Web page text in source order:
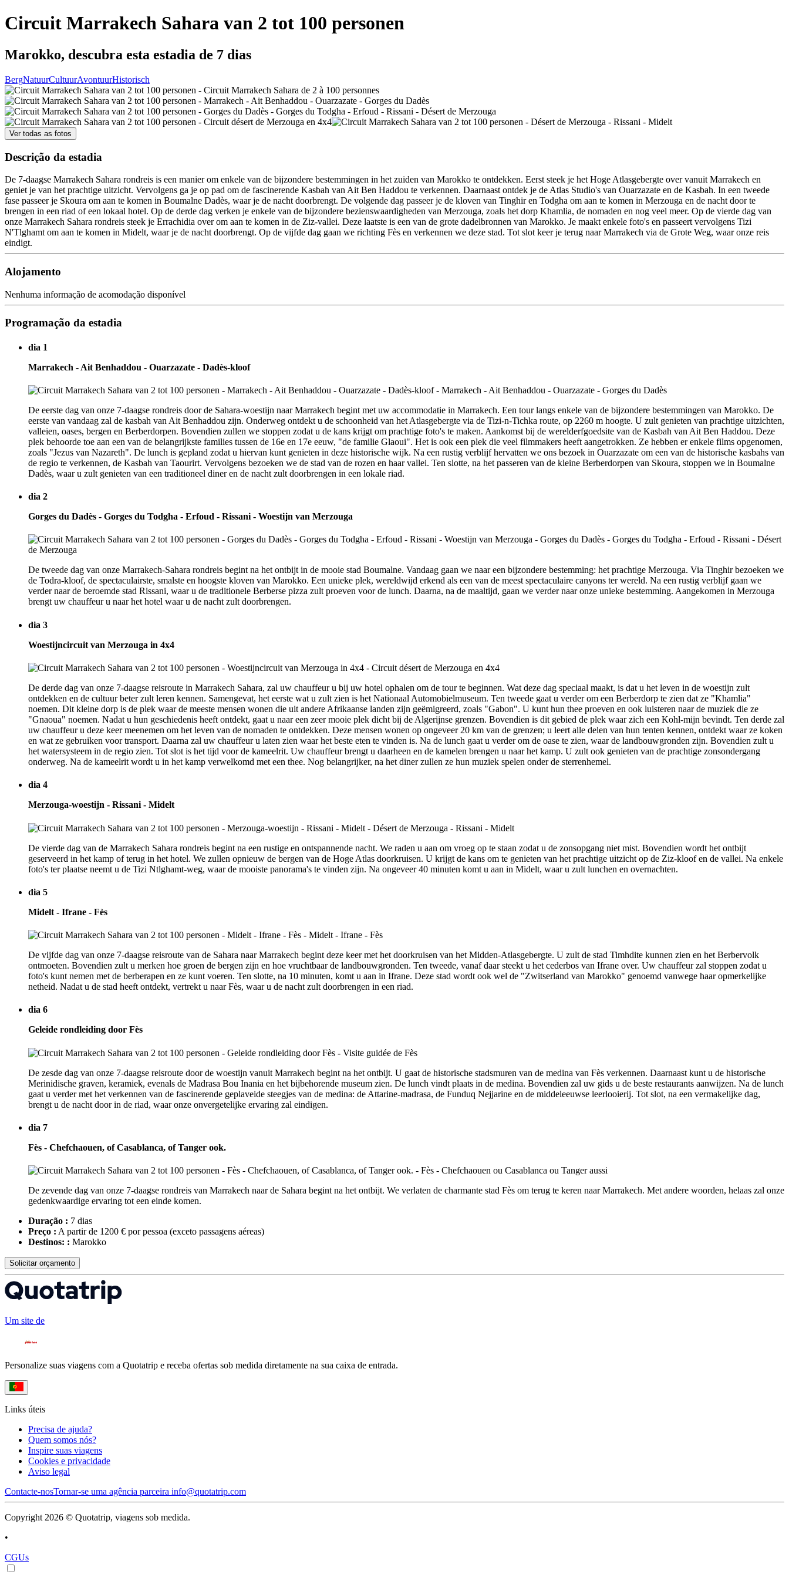
Circuit Marrakech Sahara van 2 tot 100 personen
Marokko, descubra esta estadia de 7 dias
BergNatuurCultuurAvontuurHistorisch
Ver todas as fotos
Descrição da estadia
De 7-daagse Marrakech Sahara rondreis is een manier om enkele van de bijzondere bestemmingen in het zuiden van Marokko te ontdekken. Eerst steek je het Hoge Atlasgebergte over vanuit Marrakech en
geniet je van het prachtige uitzicht. Vervolgens ga je op pad om de fascinerende Kasbah van Ait Ben Haddou te verkennen. Daarnaast ontdek je de Atlas Studio's van Ouarzazate en de Kasbah. In een tweede
fase passeer je Skoura om aan te komen in Boumalne Dadès, waar je de nacht doorbrengt. De volgende dag passeer je de kloven van Tinghir en Todgha om aan te komen in Merzouga en de nacht door te
brengen in een riad of een lokaal hotel. Op de derde dag verken je enkele van de bijzondere bezienswaardigheden van Merzouga, zoals het dorp Khamlia, de nomaden en nog veel meer. Op de vierde dag van
onze Marrakech Sahara rondreis steek je Errachidia over om aan te komen in de Ziz-vallei. Deze laatste is een van de grote dadelbronnen van Marokko. Je maakt enkele foto's en passeert vervolgens Tizi
N'Tlghamt om aan te komen in Midelt, waar je de nacht doorbrengt. Op de vijfde dag gaan we richting Fès en verkennen we deze stad. Tot slot keer je terug naar Marrakech via de Grote Weg, waar onze reis
eindigt.
Alojamento
Nenhuma informação de acomodação disponível
Programação da estadia
dia 1
Marrakech - Ait Benhaddou - Ouarzazate - Dadès-kloof
De eerste dag van onze 7-daagse rondreis door de Sahara-woestijn naar Marrakech begint met uw accommodatie in Marrakech. Een tour langs enkele van de bijzondere bestemmingen van Marokko. De
eerste van vandaag zal de kasbah van Ait Benhaddou zijn. Onderweg ontdekt u de schoonheid van het Atlasgebergte via de Tizi-n-Tichka route, op 2260 m hoogte. U zult genieten van prachtige uitzichten,
valleien, oases, bergen en Berberdorpen. Bovendien zullen we stoppen zodat u de kans krijgt om prachtige foto's te maken. Aankomst bij de werelderfgoedsite van de Kasbah van Ait Ben Haddou. Deze
plek behoorde toe aan een van de belangrijkste families tussen de 16e en 17e eeuw, "de familie Glaoui". Het is ook een plek die veel filmmakers heeft aangetrokken. Ze hebben er enkele films opgenomen,
zoals "Jezus van Nazareth". De lunch is gepland zodat u hiervan kunt genieten in deze historische wijk. Na een rustig verblijf hervatten we ons bezoek in Ouarzazate om een van de historische kasbahs van
de regio te verkennen, de Kasbah van Taourirt. Vervolgens bezoeken we de stad van de rozen en haar vallei. Ten slotte, na het passeren van de kleine Berberdorpen van Skoura, stoppen we in Boumalne
Dadès, waar u zult genieten van een traditioneel diner en de nacht zult doorbrengen in een lokale riad.
dia 2
Gorges du Dadès - Gorges du Todgha - Erfoud - Rissani - Woestijn van Merzouga
De tweede dag van onze Marrakech-Sahara rondreis begint na het ontbijt in de mooie stad Boumalne. Vandaag gaan we naar een bijzondere bestemming: het prachtige Merzouga. Via Tinghir bezoeken we
de Todra-kloof, de spectaculairste, smalste en hoogste kloven van Marokko. Een unieke plek, wereldwijd erkend als een van de meest spectaculaire canyons ter wereld. Na een rustig verblijf gaan we
verder naar de beroemde stad Rissani, waar u de traditionele Berberse pizza zult proeven voor de lunch. Daarna, na de maaltijd, gaan we verder naar onze unieke bestemming. Aangekomen in Merzouga
brengt uw chauffeur u naar het hotel waar u de nacht zult doorbrengen.
dia 3
Woestijncircuit van Merzouga in 4x4
De derde dag van onze 7-daagse reisroute in Marrakech Sahara, zal uw chauffeur u bij uw hotel ophalen om de tour te beginnen. Wat deze dag speciaal maakt, is dat u het leven in de woestijn zult
ontdekken en de cultuur beter zult leren kennen. Samengevat, het eerste wat u zult zien is het Nationaal Automobielmuseum. Ten tweede gaat u verder om een Berberdorp te zien dat ze "Khamlia"
noemen. Dit kleine dorp is de plek waar de meeste mensen wonen die uit andere Afrikaanse landen zijn geëmigreerd, zoals "Gabon". U kunt hun thee proeven en ook luisteren naar de muziek die ze
"Gnaoua" noemen. Nadat u hun geschiedenis heeft ontdekt, gaat u naar een zeer mooie plek dicht bij de Algerijnse grenzen. Bovendien is dit gebied de plek waar zich een Kohl-mijn bevindt. Ten derde zal
uw chauffeur u deze keer meenemen om het leven van de nomaden te ontdekken. Deze mensen wonen op ongeveer 20 km van de grenzen; u leert alle delen van hun tenten kennen, ontdekt waar ze koken
en wat ze gebruiken voor transport. Daarna zal uw chauffeur u laten zien waar het beste eten te vinden is. Na de lunch gaat u verder om de oase te zien, waar de landbouwgronden zijn. Bovendien zult u
het watersysteem in de regio zien. Tot slot is het tijd voor de kameelrit. Uw chauffeur brengt u daarheen en de kamelen brengen u naar het kamp. U zult ook genieten van de prachtige zonsondergang
onderweg. Na de kameelrit wordt u in het kamp verwelkomd met een thee. Nog belangrijker, na het diner zullen ze hun muziek spelen onder de sterrenhemel.
dia 4
Merzouga-woestijn - Rissani - Midelt
De vierde dag van de Marrakech Sahara rondreis begint na een rustige en ontspannende nacht. We raden u aan om vroeg op te staan zodat u de zonsopgang niet mist. Bovendien wordt het ontbijt
geserveerd in het kamp of terug in het hotel. We zullen opnieuw de bergen van de Hoge Atlas doorkruisen. U krijgt de kans om te genieten van het prachtige uitzicht op de Ziz-kloof en de vallei. Na enkele
foto's ter plaatse neemt u de Tizi Ntlghamt-weg, waar de mooiste panorama's te vinden zijn. Na ongeveer 40 minuten komt u aan in Midelt, waar u zult lunchen en overnachten.
dia 5
Midelt - Ifrane - Fès
De vijfde dag van onze 7-daagse reisroute van de Sahara naar Marrakech begint deze keer met het doorkruisen van het Midden-Atlasgebergte. U zult de stad Timhdite kunnen zien en het Berbervolk
ontmoeten. Bovendien zult u merken hoe groen de bergen zijn en hoe vruchtbaar de landbouwgronden. Ten tweede, vanaf daar steekt u het cederbos van Ifrane over. Uw chauffeur zal stoppen zodat u
foto's kunt nemen met de berberapen en ze kunt voeren. Ten slotte, na 10 minuten, komt u aan in Ifrane. Deze stad wordt ook wel de "Zwitserland van Marokko" genoemd vanwege haar opmerkelijke
netheid. Nadat u de stad heeft ontdekt, vertrekt u naar Fès, waar u de nacht zult doorbrengen in een riad.
dia 6
Geleide rondleiding door Fès
De zesde dag van onze 7-daagse reisroute door de woestijn vanuit Marrakech begint na het ontbijt. U gaat de historische stadsmuren van de medina van Fès verkennen. Daarnaast kunt u de historische
Merinidische graven, keramiek, evenals de Madrasa Bou Inania en het bijbehorende museum zien. De lunch vindt plaats in de medina. Bovendien zal uw gids u de beste restaurants aanwijzen. Na de lunch
gaat u verder met het verkennen van de fascinerende geplaveide steegjes van de medina: de Attarine-madrasa, de Funduq Nejjarine en de middeleeuwse leerlooierij. Tot slot, na een vermakelijke dag,
brengt u de nacht door in de riad, waar onze onvergetelijke ervaring zal eindigen.
dia 7
Fès - Chefchaouen, of Casablanca, of Tanger ook.
De zevende dag van onze 7-daagse rondreis van Marrakech naar de Sahara begint na het ontbijt. We verlaten de charmante stad Fès om terug te keren naar Marrakech. Met andere woorden, helaas zal onze
gedenkwaardige ervaring tot een einde komen.
Duração : 7 dias
Preço : A partir de 1200 € por pessoa (exceto passagens aéreas)
Destinos: : Marokko
Solicitar orçamento
Um site de
Personalize suas viagens com a Quotatrip e receba ofertas sob medida diretamente na sua caixa de entrada.
Links úteis
Precisa de ajuda?
Quem somos nós?
Inspire suas viagens
Cookies e privacidade
Aviso legal
Contacte-nosTornar-se uma agência parceira info@quotatrip.com
Copyright 2026 © Quotatrip, viagens sob medida.
•
CGUs